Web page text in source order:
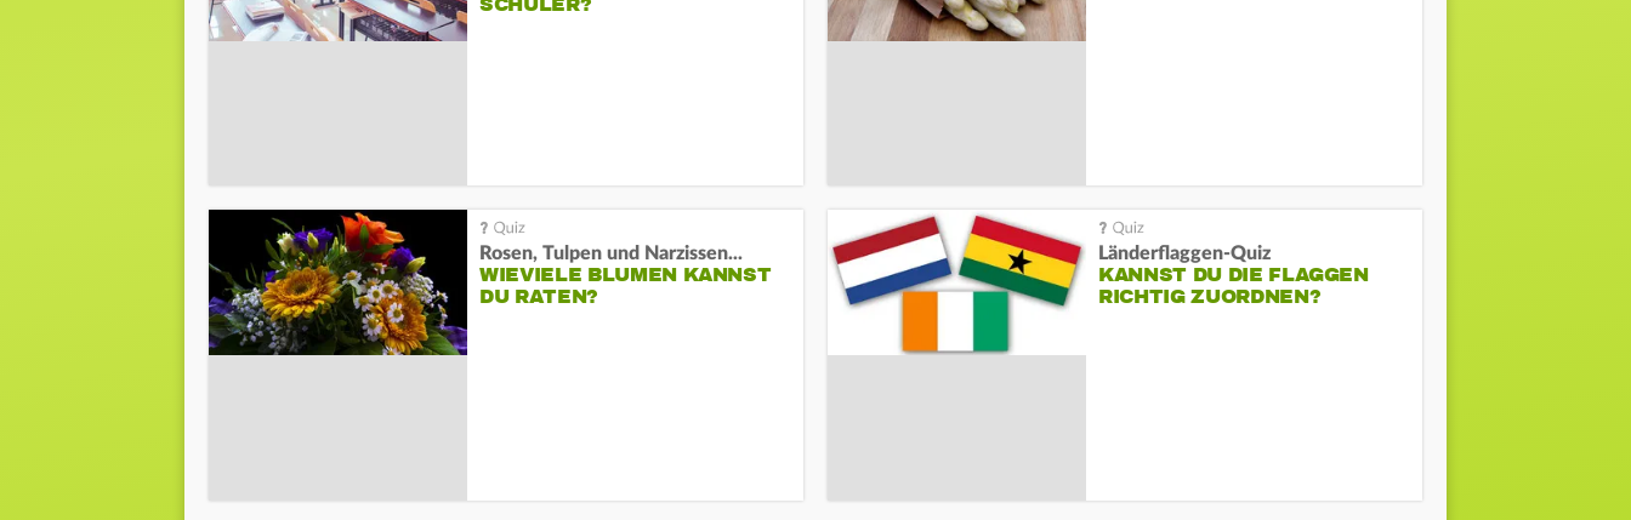
Rosen, Tulpen und Narzissen...
WIEVIELE BLUMEN KANNST
DU RATEN?
Länderflaggen-Quiz
KANNST DU DIE FLAGGEN
RICHTIG ZUORDNEN?